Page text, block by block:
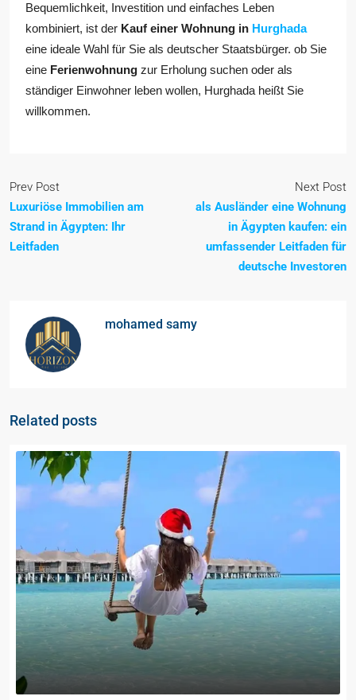
Bequemlichkeit, Investition und einfaches Leben
kombiniert, ist der Kauf einer Wohnung in Hurghada
eine ideale Wahl für Sie als deutscher Staatsbürger. ob Sie
eine Ferienwohnung zur Erholung suchen oder als
ständiger Einwohner leben wollen, Hurghada heißt Sie
willkommen.
Prev Post
Luxuriöse Immobilien am
Strand in Ägypten: Ihr
Leitfaden
Next Post
als Ausländer eine Wohnung
in Ägypten kaufen: ein
umfassender Leitfaden für
deutsche Investoren
mohamed samy
Related posts